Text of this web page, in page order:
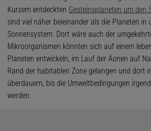
Kurzem entdeckten Gesteinsplaneten um den
sind viel näher beieinander als die Planeten in
Sonnensystem. Dort wäre auch der
Mikroorganismen könnten sich auf einem
Planeten entwickeln, im Lauf der Äonen auf
Rand der habitablen Zone gelangen und dort
überdauern, bis die Umweltbedingungen
werden.